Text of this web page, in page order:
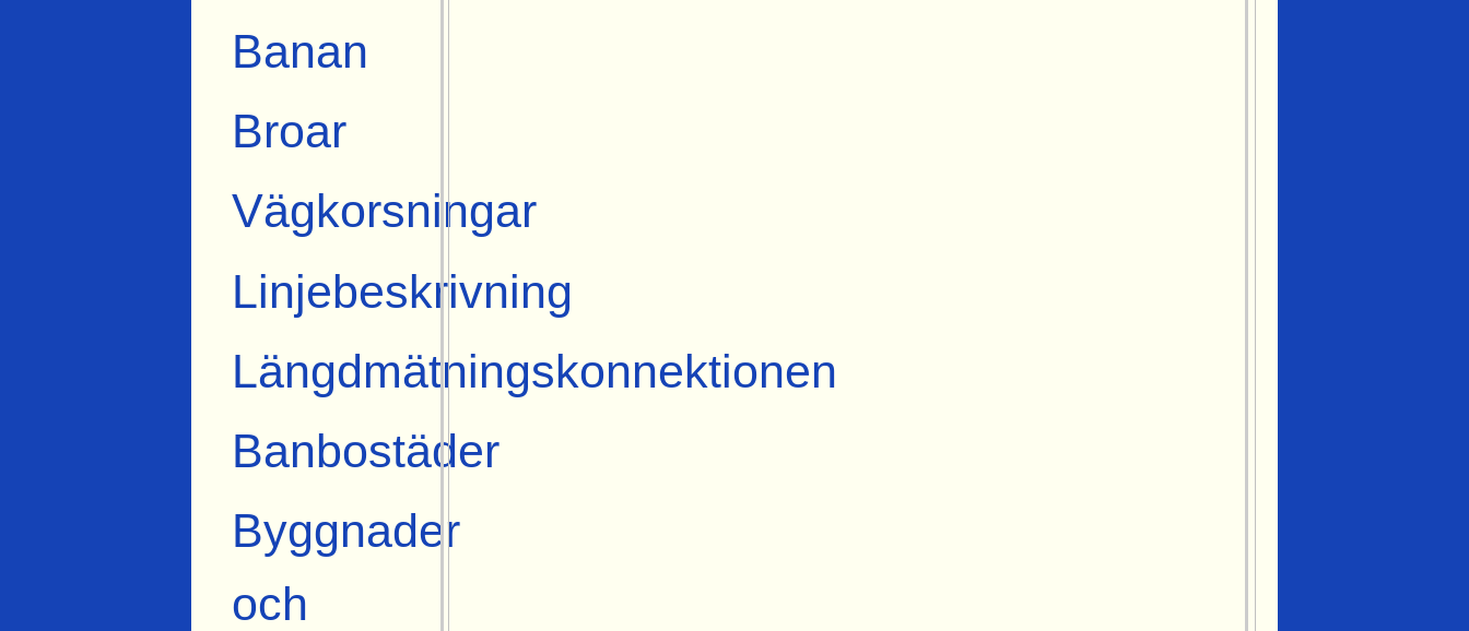
Banan
Broar
Vägkorsningar
Linjebeskrivning
Längdmätningskonnektionen
Banbostäder
Byggnader
och